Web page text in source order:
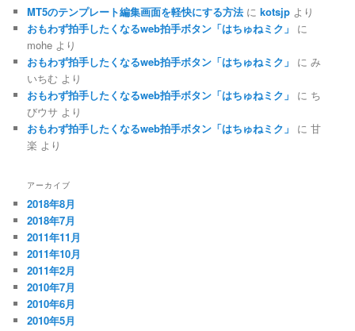
MT5のテンプレート編集画面を軽快にする方法にkotsjp より
おもわず拍手したくなるweb拍手ボタン「はちゅねミク」
に
mohe より
おもわず拍手したくなるweb拍手ボタン「はちゅねミク」
にみ
いちむ より
おもわず拍手したくなるweb拍手ボタン「はちゅねミク」
に ち
びウサ より
おもわず拍手したくなるweb拍手ボタン「はちゅねミク」
に甘
楽 より
アーカイブ
2018年8月
2018年7月
2011年11月
2011年10月
2011年2月
2010年7月
2010年6月
2010年5月